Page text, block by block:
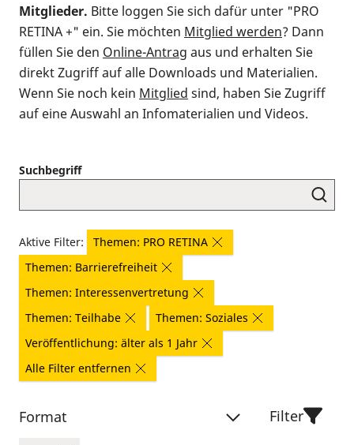
Mitglieder. Bitte loggen Sie sich dafür unter "PRO
RETINA +" ein. Sie möchten Mitglied werden? Dann
füllen Sie den Online-Antrag aus und erhalten Sie
direkt Zugriff auf alle Downloads und Materialien.
Wenn Sie noch kein Mitglied sind, haben Sie Zugriff
auf eine Auswahl an Infomaterialien und Videos.
Suchbegriff
Aktive Filter:
Themen: PRO RETINA
Themen: Barrierefreiheit
Themen: Interessenvertretung
Themen: Teilhabe
Themen: Soziales
Veröffentlichung: älter als 1 Jahr
Alle Filter entfernen
Format Filter